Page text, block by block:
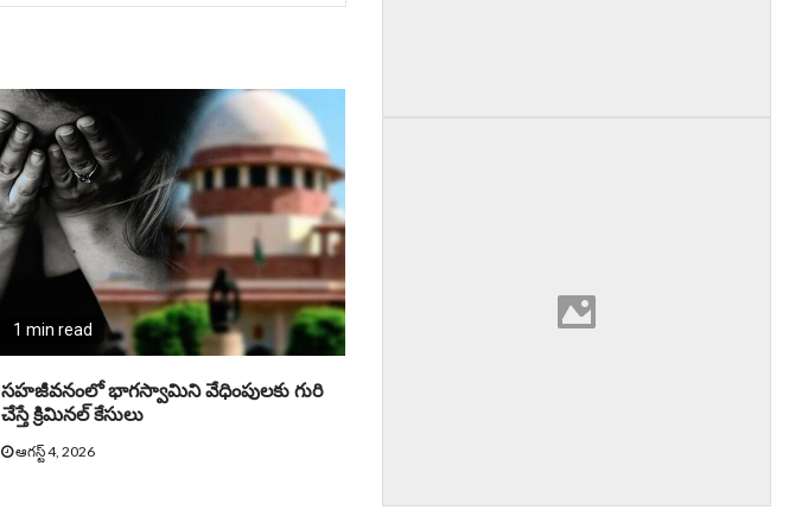
1 min read
సహజీవనంలో భాగస్వామిని వేధింపులకు గురి
చేస్తే క్రిమినల్ కేసులు
ఆగస్ట్ 4, 2026